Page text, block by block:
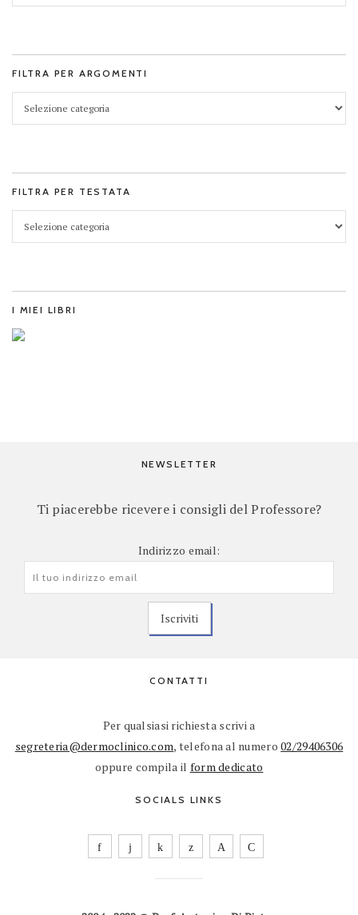
FILTRA PER ARGOMENTI
FILTRA PER TESTATA
I MIEI LIBRI
NEWSLETTER
Ti piacerebbe ricevere i consigli del Professore?
Indirizzo email:
CONTATTI
Per qualsiasi richiesta scrivi a
segreteria@dermoclinico.com, telefona al numero02/29406306
oppure compila il form dedicato
SOCIALS LINKS